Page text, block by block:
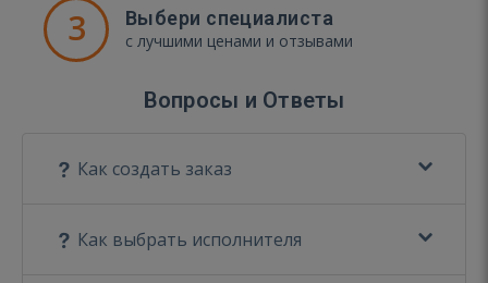
3 Выбери специалиста
с лучшими ценами и отзывами
Вопросы и Ответы
Как создать заказ
Как выбрать исполнителя